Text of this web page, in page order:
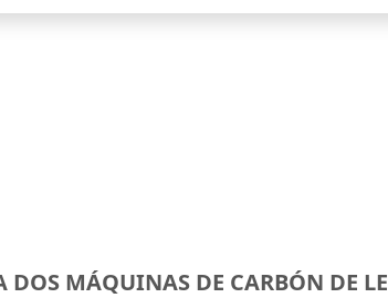
DOS MÁQUINAS DE CARBÓN DE